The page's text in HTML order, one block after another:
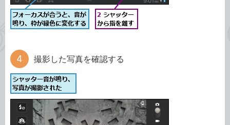
撮影した写真を確認する